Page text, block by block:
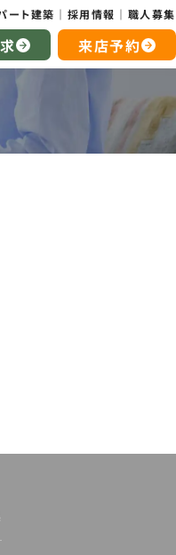
来店予約
ート建築 採用情報 職人募集